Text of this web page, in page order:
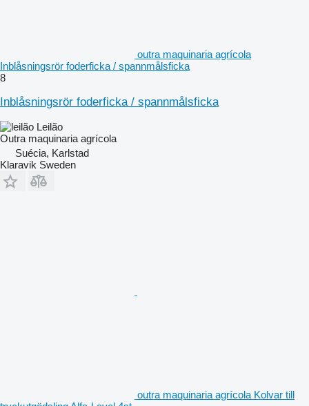
outra maquinaria agrícola
Inblåsningsrör foderficka / spannmålsficka
8
Inblåsningsrör foderficka / spannmålsficka
Leilão
Outra maquinaria agrícola
Suécia, Karlstad
Klaravik Sweden
outra maquinaria agrícola Kolvar till